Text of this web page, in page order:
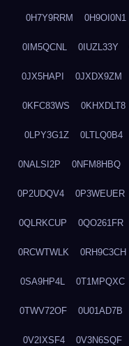
0H7Y9RRM 0H9OI0N1
0IM5QCNL 0IUZL33Y
0JX5HAPI 0JXDX9ZM
0KFC83WS 0KHXDLT8
0LPY3G1Z 0LTLQ0B4
0NALSI2P 0NFM8HBQ
0P2UDQV4 0P3WEUER
0QLRKCUP 0QO261FR
0RCWTWLK 0RH9C3CH
0SA9HP4L 0T1MPQXC
0TWV72OF 0U01AD7B
0V2IXSF4 0V3N6SQF